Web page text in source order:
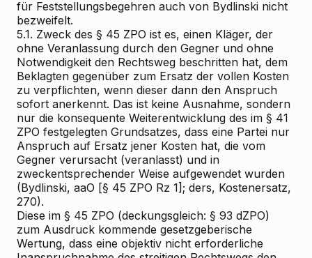
für Feststellungsbegehren auch von Bydlinski nicht
bezweifelt.
5.1. Zweck des § 45 ZPO ist es, einen Kläger, der
ohne Veranlassung durch den Gegner und ohne
Notwendigkeit den Rechtsweg beschritten hat, dem
Beklagten gegenüber zum Ersatz der vollen Kosten
zu verpflichten, wenn dieser dann den Anspruch
sofort anerkennt. Das ist keine Ausnahme, sondern
nur die konsequente Weiterentwicklung des im § 41
ZPO festgelegten Grundsatzes, dass eine Partei nur
Anspruch auf Ersatz jener Kosten hat, die vom
Gegner verursacht (veranlasst) und in
zweckentsprechender Weise aufgewendet wurden
(Bydlinski, aaO [§ 45 ZPO Rz 1]; ders, Kostenersatz,
270).
Diese im § 45 ZPO (deckungsgleich: § 93 dZPO)
zum Ausdruck kommende gesetzgeberische
Wertung, dass eine objektiv nicht erforderliche